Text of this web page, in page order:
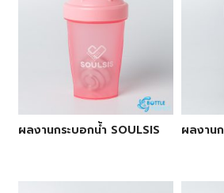
ผลงานกระบอกน้ำ SOULSIS ผลงาน